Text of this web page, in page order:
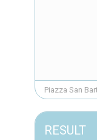
Piazza San
RESULT